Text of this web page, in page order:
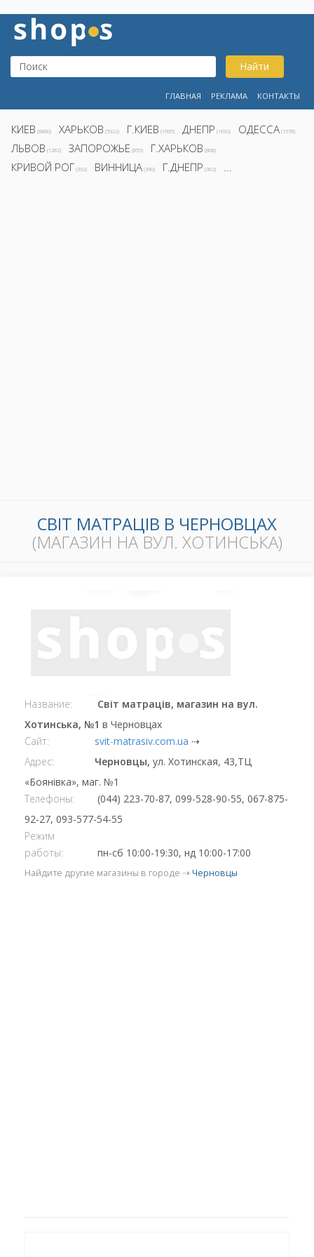
Найти
ГЛАВНАЯ РЕКЛАМА КОНТАКТЫ
КИЕВ (8800) ХАРЬКОВ (5922) Г.КИЕВ (1995) ДНЕПР (1692) ОДЕССА (1578)
ЛЬВОВ (1282) ЗАПОРОЖЬЕ (855) Г.ХАРЬКОВ (808)
КРИВОЙ РОГ (392) ВИННИЦА (390) Г.ДНЕПР (362) ...
СВІТ МАТРАЦІВ В ЧЕРНОВЦАХ
(МАГАЗИН НА ВУЛ. ХОТИНСЬКА)
Название:
Світ матраців, магазин на вул.
Хотинська, №1 в Черновцах
Сайт:
svit-matrasiv.com.ua ⇢
Адрес:
Черновцы, ул. Хотинская, 43,ТЦ
«Боянівка», маг. №1
Телефоны:
(044) 223-70-87, 099-528-90-55, 067-875-
92-27, 093-577-54-55
Режим
работы:
пн-сб 10:00-19:30, нд 10:00-17:00
Найдите другие магазины в городе ⇢ Черновцы